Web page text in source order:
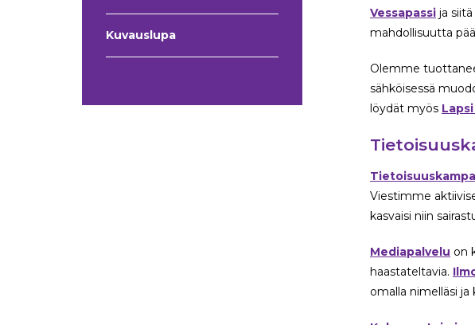
Kuvauslupa
Vessapassi ja
mahdollisuutta
Olemme
sähköisessä
löydät myös
Viestimme
kasvaisi niin
Mediapalvelu on
haastateltavia.
omalla nimelläsi ja